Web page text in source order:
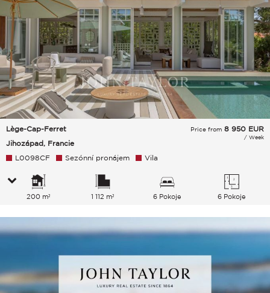
Lège-Cap-Ferret
Jihozápad, Francie
Price from 8 950 EUR
/ Week
L0098CF Sezónní pronájem Vila
200 m² 1 112 m² 6 Pokoje 6 Pokoje